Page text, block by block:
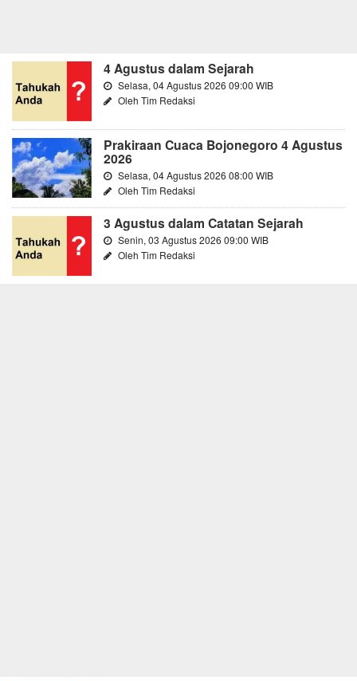
4 Agustus dalam Sejarah
Selasa, 04 Agustus 2026 09:00 WIB
Oleh Tim Redaksi
Prakiraan Cuaca Bojonegoro 4 Agustus
2026
Selasa, 04 Agustus 2026 08:00 WIB
Oleh Tim Redaksi
3 Agustus dalam Catatan Sejarah
Senin, 03 Agustus 2026 09:00 WIB
Oleh Tim Redaksi